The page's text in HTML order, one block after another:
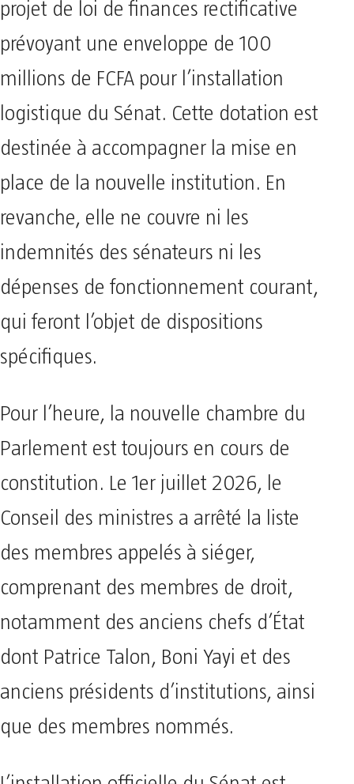
projet de loi de finances rectificative
prévoyant une enveloppe de 100
millions de FCFA pour l’installation
logistique du Sénat. Cette dotation est
destinée à accompagner la mise en
place de la nouvelle institution. En
revanche, elle ne couvre ni les
indemnités des sénateurs ni les
dépenses de fonctionnement courant,
qui feront l’objet de dispositions
spécifiques.
Pour l’heure, la nouvelle chambre du
Parlement est toujours en cours de
constitution. Le 1er juillet 2026, le
Conseil des ministres a arrêté la liste
des membres appelés à siéger,
comprenant des membres de droit,
notamment des anciens chefs d’État
dont Patrice Talon, Boni Yayi et des
anciens présidents d’institutions, ainsi
que des membres nommés.